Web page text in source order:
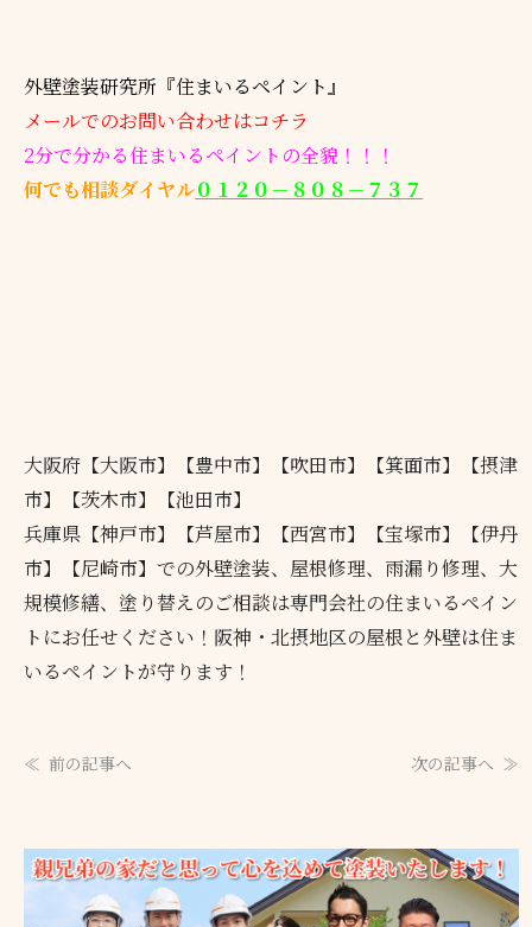
外壁塗装研究所『住まいるペイント』
メールでのお問い合わせはコチラ
2分で分かる住まいるペイントの全貌！！！
何でも相談ダイヤル０１２０－８０８－７３７
大阪府【大阪市】【豊中市】【吹田市】【箕面市】【摂津
市】【茨木市】【池田市】
兵庫県【神戸市】【芦屋市】【西宮市】【宝塚市】【伊丹
市】【尼崎市】での外壁塗装、屋根修理、雨漏り修理、大
規模修繕、塗り替えのご相談は専門会社の住まいるペイン
トにお任せください！阪神・北摂地区の屋根と外壁は住ま
いるペイントが守ります！
前の記事へ 次の記事へ